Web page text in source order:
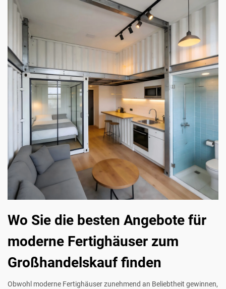
Wo Sie die besten Angebote für
moderne Fertighäuser zum
Großhandelskauf finden
Obwohl moderne Fertighäuser zunehmend an Beliebtheit gewinnen,